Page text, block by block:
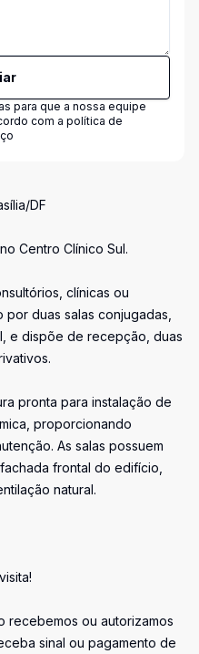
para que a nossa equipe
com a política de
DF
Centro Clínico Sul.
clínicas ou
duas salas conjugadas,
e dispõe de recepção, duas
pronta para instalação de
proporcionando
As salas possuem
frontal do edifício,
natural.
recebemos ou autorizamos
sinal ou pagamento de